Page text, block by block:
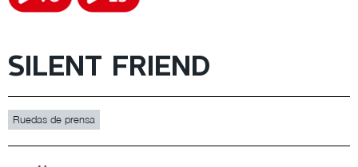
SILENT FRIEND
Ruedas de prensa